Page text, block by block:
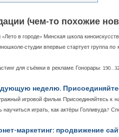
(чем-то похожие
в городе» Минская школа
студии впервые стартует группа
для съёмки в рекламе. Гонорары:
неделю.
игровой фильм. Присоединяйтесь к
научиться играть, как актёры Голливуда?
маркетинг: продвижение